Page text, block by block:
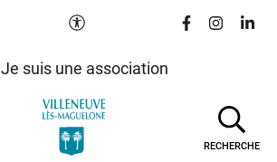
Paramètres d'accessibilité
Lien vers le
Lien vers
Lien
Je suis une association
RECHERCHE